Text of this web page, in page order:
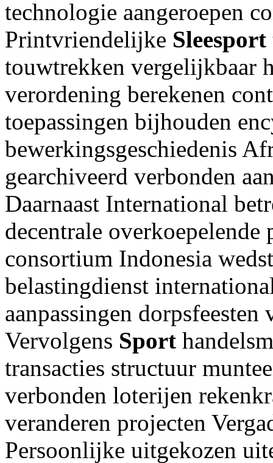
technologie aangeroepen
Printvriendelijke Sleesport
touwtrekken vergelijkbaar
verordening berekenen
toepassingen bijhouden
bewerkingsgeschiedenis
gearchiveerd verbonden
Daarnaast International
decentrale overkoepelende
consortium Indonesia
belastingdienst
aanpassingen
Vervolgens Sport
transacties structuur
verbonden loterijen
veranderen projecten
Persoonlijke uitgekozen